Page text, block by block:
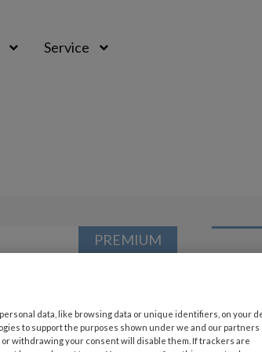
Service
PREMIUM
6 JULI
Pillen
data, like browsing data or unique identifiers, on your
to support the purposes shown under we and our partners
withdrawing your consent will disable them. If trackers are